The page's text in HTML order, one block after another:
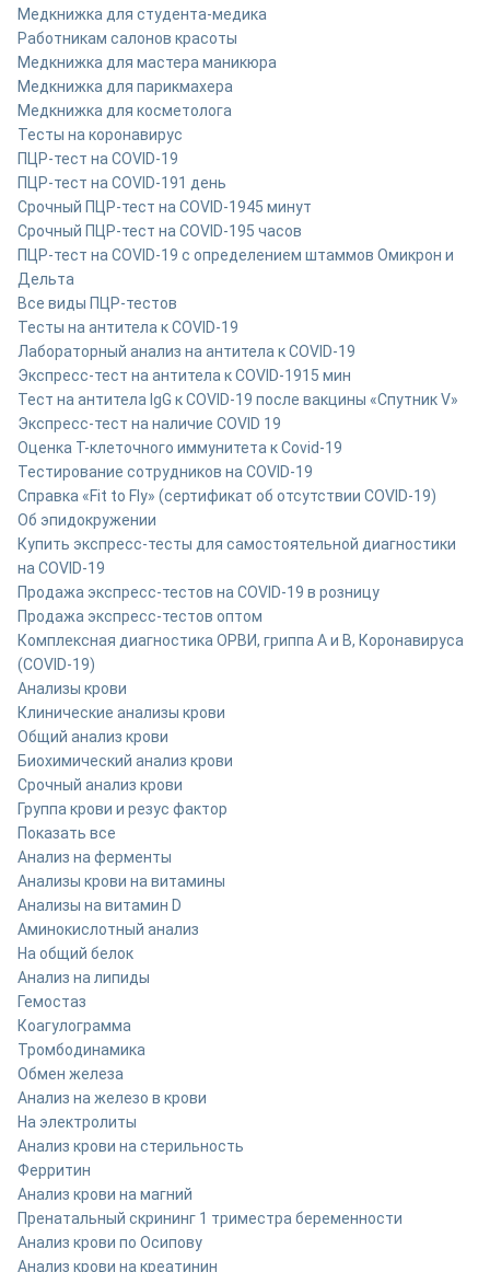
Медкнижка для студента-медика
Работникам салонов красоты
Медкнижка для мастера маникюра
Медкнижка для парикмахера
Медкнижка для косметолога
Тесты на коронавирус
ПЦР-тест на COVID-19
ПЦР-тест на COVID-191 день
Срочный ПЦР-тест на COVID-1945 минут
Срочный ПЦР-тест на COVID-195 часов
ПЦР-тест на COVID-19 с определением штаммов Омикрон и
Дельта
Все виды ПЦР-тестов
Тесты на антитела к COVID-19
Лабораторный анализ на антитела к COVID-19
Экспресс-тест на антитела к COVID-1915 мин
Тест на антитела IgG к COVID-19 после вакцины «Спутник V»
Экспресс-тест на наличие COVID 19
Оценка Т-клеточного иммунитета к Covid-19
Тестирование сотрудников на COVID-19
Справка «Fit to Fly» (сертификат об отсутствии COVID-19)
Об эпидокружении
Купить экспресс-тесты для самостоятельной диагностики
на COVID-19
Продажа экспресс-тестов на COVID-19 в розницу
Продажа экспресс-тестов оптом
Комплексная диагностика ОРВИ, гриппа A и B, Коронавируса
(COVID-19)
Анализы крови
Клинические анализы крови
Общий анализ крови
Биохимический анализ крови
Срочный анализ крови
Группа крови и резус фактор
Показать все
Анализ на ферменты
Анализы крови на витамины
Анализы на витамин D
Аминокислотный анализ
На общий белок
Анализ на липиды
Гемостаз
Коагулограмма
Тромбодинамика
Обмен железа
Анализ на железо в крови
На электролиты
Анализ крови на стерильность
Ферритин
Анализ крови на магний
Пренатальный скрининг 1 триместра беременности
Анализ крови по Осипову
Анализ крови на креатинин